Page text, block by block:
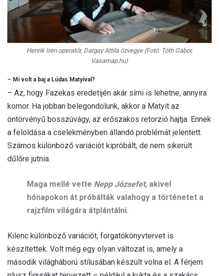
Henrik Irén operatőr, Dargay Attila özvegye (Fotó: Tóth Gábor,
Vasarnap.hu)
– Mi volt a baj a Lúdas Matyival?
– Az, hogy Fazekas eredetijén akár sírni is lehetne, annyira
komor. Ha jobban belegondolunk, akkor a Matyit az
öntörvényű bosszúvágy, az erőszakos retorzió hajtja. Ennek
a feloldása a cselekményben állandó problémát jelentett.
Számos különböző variációt kipróbált, de nem sikerült
dűlőre jutnia.
Maga mellé vette Nepp Józsefet, akivel
hónapokon át próbálták valahogy a történetet a
rajzfilm világára átplántálni.
Kilenc különböző variációt, forgatókönyvtervet is
készítettek. Volt még egy olyan változat is, amely a
második világháború stílusában készült volna el. A férjem